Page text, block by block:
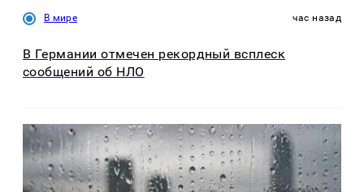
В мире час назад
В Германии отмечен рекордный всплеск
сообщений об НЛО